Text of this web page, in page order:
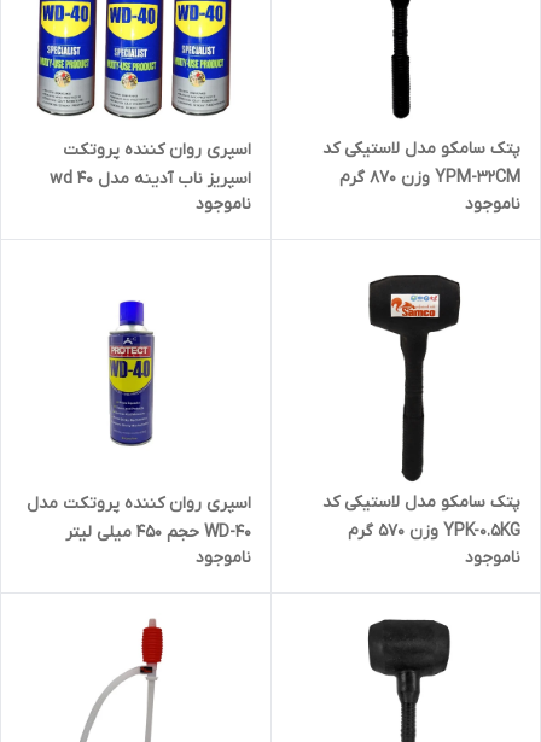
پتک سامکو مدل لاستیکی کد
YPM-32CM وزن 870 گرم
ناموجود
اسپری روان کننده پروتکت
اسپریز ناب آدینه مدل wd 40
عددی
ناموجود
پتک سامکو مدل لاستیکی کد
YPK-0.5KG وزن 570 گرم
ناموجود
اسپری روان کننده پروتکت مدل
WD-40 حجم 450 میلی لیتر
ناموجود